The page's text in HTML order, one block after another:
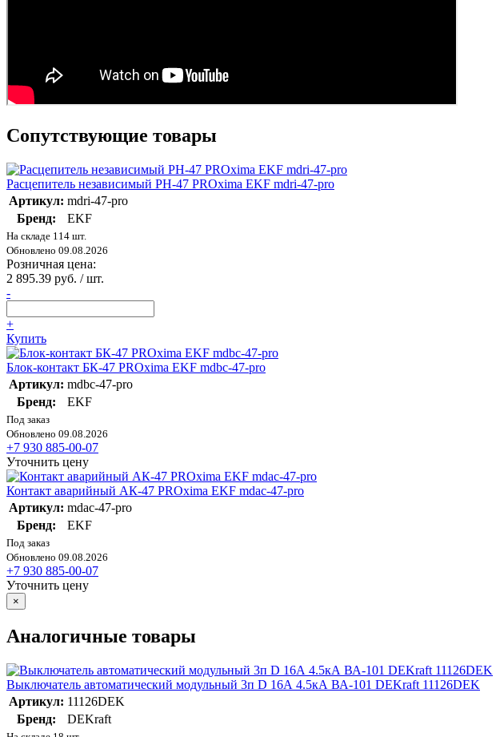
Сопутствующие товары
Расцепитель независимый РН-47 PROxima EKF mdri-47-pro
Артикул: mdri-47-pro
Бренд:
EKF
На складе 114 шт.
Обновлено 09.08.2026
Розничная цена:
2 895.39 руб. / шт.
-
+
Купить
Блок-контакт БК-47 PROxima EKF mdbc-47-pro
Артикул: mdbc-47-pro
Бренд:
EKF
Под заказ
Обновлено 09.08.2026
+7 930 885-00-07
Уточнить цену
Контакт аварийный АК-47 PROxima EKF mdac-47-pro
Артикул: mdac-47-pro
Бренд:
EKF
Под заказ
Обновлено 09.08.2026
+7 930 885-00-07
Уточнить цену
×
Аналогичные товары
Выключатель автоматический модульный 3п D 16А 4.5кА ВА-101 DEKraft 11126DEK
Артикул: 11126DEK
Бренд:
DEKraft